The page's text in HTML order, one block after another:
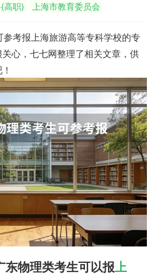
高职) 上海市教育委员会
考报上海旅游高等专科学校的专
心，七七网整理了相关文章，供
东物理类考生可以报上